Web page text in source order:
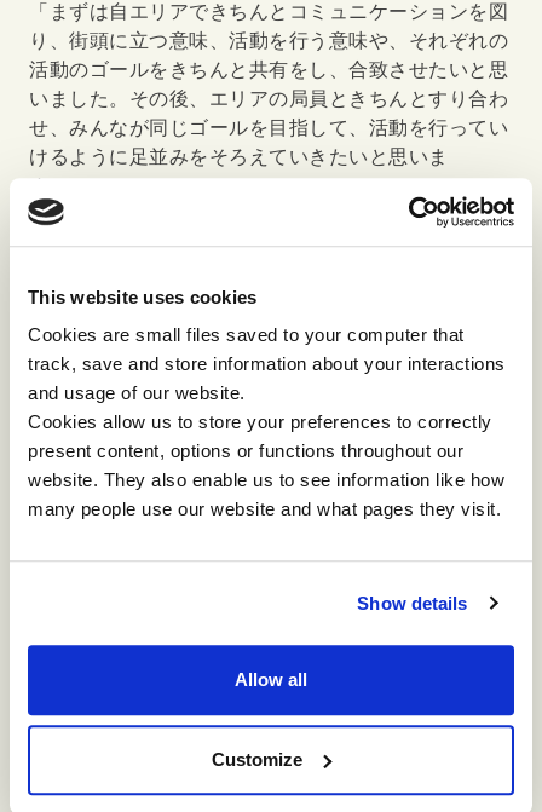
This website uses cookies
Cookies are small files saved to your computer that
track, save and store information about your interactions
and usage of our website.
Cookies allow us to store your preferences to correctly
present content, options or functions throughout our
website. They also enable us to see information like how
many people use our website and what pages they visit.
Show details
Allow all
Customize
「まずは自エリアできちんとコミュニケーションを図
り、街頭に立つ意味、活動を行う意味や、それぞれの
活動のゴールをきちんと共有をし、合致させたいと思
いました。その後、エリアの局員ときちんとすり合わ
せ、みんなが同じゴールを目指して、活動を行ってい
けるように足並みをそろえていきたいと思いま
す。」
「とりあえず挑戦してみるという学び、そこからトラ
が印象に残りました。たくさん失敗を重ね、ゴールに
近づいていきたいと考えました！」
などが届きました。また、職員の方からは、「自分が
学生募金事務局で働く意義を、きちんと言語化したの
は今日が初めてです。自分の中で、それを言葉にする
ことの大切さを感じました。」などの感想が出まし
た。
今回の研修に参加した学生たちが全国各地でリーダー
シップを発揮することで、あしなが学生募金活動が盛
発揮していってもらうことを社員一同願っていま